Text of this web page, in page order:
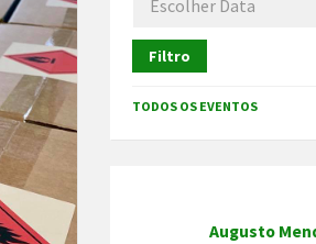
Filtro
TODOS OS EVENTOS
Augusto